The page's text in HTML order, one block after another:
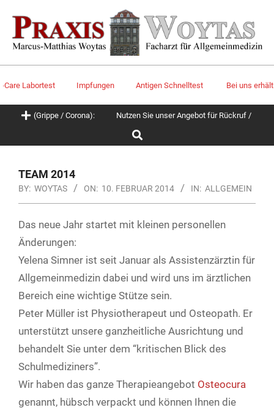
content
Labortest Impfungen Antigen Schnelltest Bei uns
Primary(Grippe / Corona):
Nutzen Sie unser Angebot für Rückruf /
Search
TEAM 2014
BY: WOYTAS ON: 10. FEBRUAR 2014 IN: ALLGEMEIN
Das neue Jahr startet mit kleinen personellen
Änderungen:
Yelena Simner ist seit Januar als Assistenzärztin für
Allgemeinmedizin dabei und wird uns im ärztlichen
Bereich eine wichtige Stütze sein.
Peter Müller ist Physiotherapeut und Osteopath. Er
unterstützt unsere ganzheitliche Ausrichtung und
behandelt Sie unter dem “kritischen Blick des
Schulmediziners”.
Wir haben das ganze Therapieangebot Osteocura
genannt, hübsch verpackt und können Ihnen die